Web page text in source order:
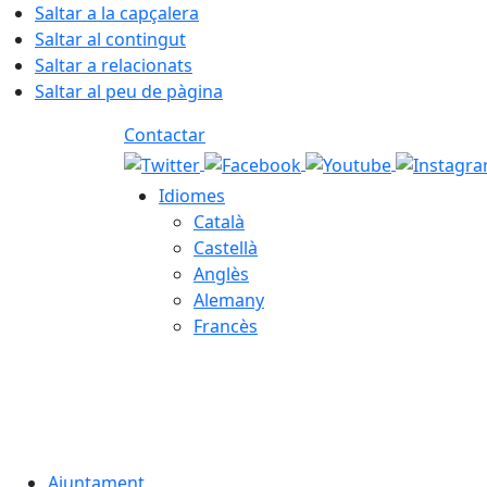
Saltar a la capçalera
Saltar al contingut
Saltar a relacionats
Saltar al peu de pàgina
Contactar
Idiomes
Català
Castellà
Anglès
Alemany
Francès